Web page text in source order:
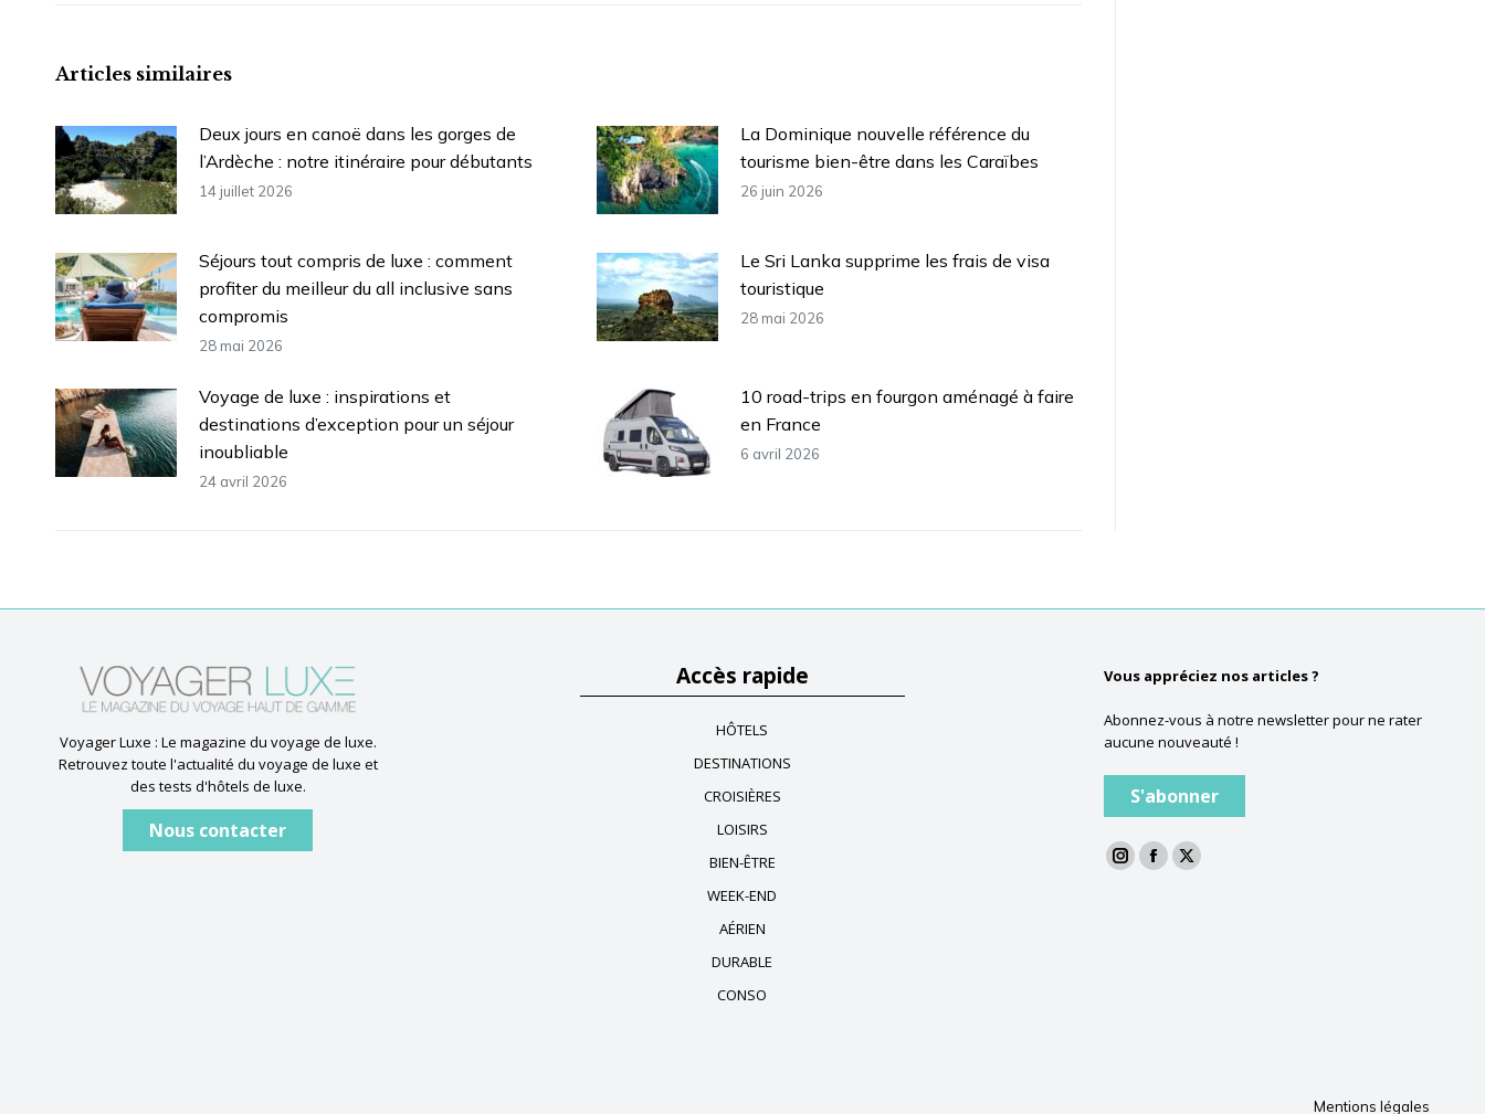
Articles similaires
Deux jours en canoë dans les gorges de
l’Ardèche : notre itinéraire pour débutants
14 juillet 2026
La Dominique nouvelle référence du
tourisme bien-être dans les Caraïbes
26 juin 2026
Séjours tout compris de luxe : comment
profiter du meilleur du all inclusive sans
compromis
28 mai 2026
Le Sri Lanka supprime les frais de visa
touristique
28 mai 2026
Voyage de luxe : inspirations et
destinations d’exception pour un séjour
inoubliable
24 avril 2026
10 road-trips en fourgon aménagé à faire
en France
6 avril 2026
Voyager Luxe : Le magazine du voyage de luxe.
Retrouvez toute l'actualité du voyage de luxe et
des tests d'hôtels de luxe.
Nous contacter
Accès rapide
HÔTELS
DESTINATIONS
CROISIÈRES
LOISIRS
BIEN-ÊTRE
WEEK-END
AÉRIEN
DURABLE
CONSO
Vous appréciez nos articles ?
Abonnez-vous à notre newsletter pour ne rater
aucune nouveauté !
S'abonner
La
La
La
Mentions légales